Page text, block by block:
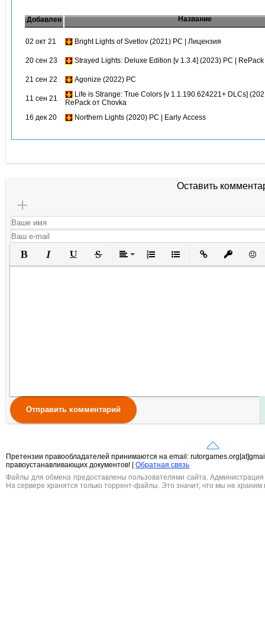
Добавлен Название
02 окт 21 Bright Lights of Svetlov (2021) PC | Лицензия
20 сен 23 Strayed Lights: Deluxe Edition [v 1.3.4] (2023) PC |
21 сен 22 Agonize (2022) PC
11 сен 21
Life is Strange: True Colors [v 1.1.190.624221+ DLCs]
RePack от Chovka
16 дек 20
Northern Lights (2020) PC | Early Access
Оставить
Полужирный
КурсивПодчеркнутый
ЗачеркнутыйВыравнивание
Нумерованный список
Маркированный список
Вставить ссылку
Вставить
Отправить комментарий
Претензии правообладателей принимаются на email:
правоустанавливающих документов! |
Обратная связь
Файлы для обмена предоставлены пользователями сайта. Администрация
На сервере хранятся только торрент-файлы. Это значит, что мы не